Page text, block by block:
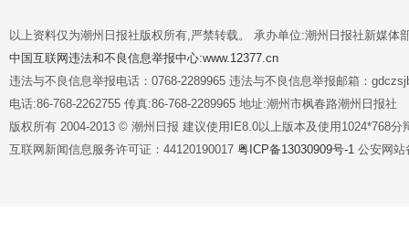
以上资料仅为潮州日报社版权所有,严禁转载。 承办单位:潮州日报社新媒体
中国互联网违法和不良信息举报中心:www.12377.cn
违法与不良信息举报电话：0768-2289965 违法与不良信息举报邮箱：
电话:86-768-2262755 传真:86-768-2289965 地址:潮州市枫春路潮州日报社
版权所有 2004-2013 © 潮州日报 建议使用IE8.0以上版本及使用1024*768分
互联网新闻信息服务许可证：44120190017 粤ICP备13030909号-1 公安网站